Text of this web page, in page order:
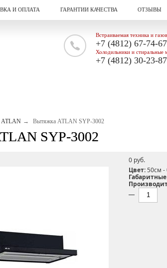
Встраиваемая техника и
+7 (4812) 67-74-67
Холодильники и стиральные
+7 (4812) 30-23-87
И ОПЛАТА ГАРАНТИИ КАЧЕСТВА ОТЗЫВЫ
ATLAN Вытяжка ATLAN SYP-3002
SYP-3002
0 pуб.
Цвет:50см -